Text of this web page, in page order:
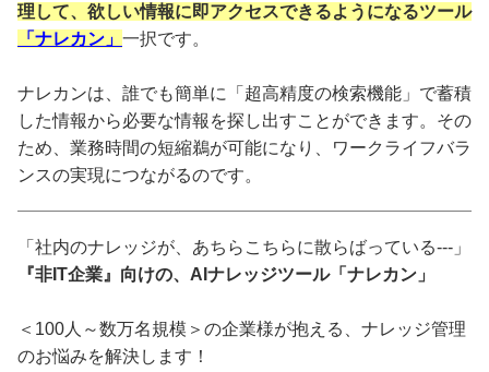
理して、欲しい情報に即アクセスできるようになるツール
「ナレカン」 一択です。
ナレカンは、誰でも簡単に「超高精度の検索機能」で蓄積
した情報から必要な情報を探し出すことができます。その
ため、業務時間の短縮鵜が可能になり、ワークライフバラ
ンスの実現につながるのです。
「社内のナレッジが、あちらこちらに散らばっている---」
『非IT企業』向けの、AIナレッジツール「ナレカン」
＜100人～数万名規模＞の企業様が抱える、ナレッジ管理
のお悩みを解決します！